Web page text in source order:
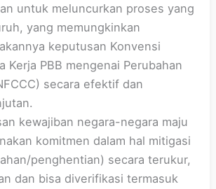
untuk meluncurkan proses yang
yang memungkinkan
keputusan Konvensi
Kerja PBB mengenai Perubahan
secara efektif dan
kewajiban negara-negara maju
komitmen dalam hal mitigasi
penghentian) secara terukur,
dan bisa diverifikasi termasuk